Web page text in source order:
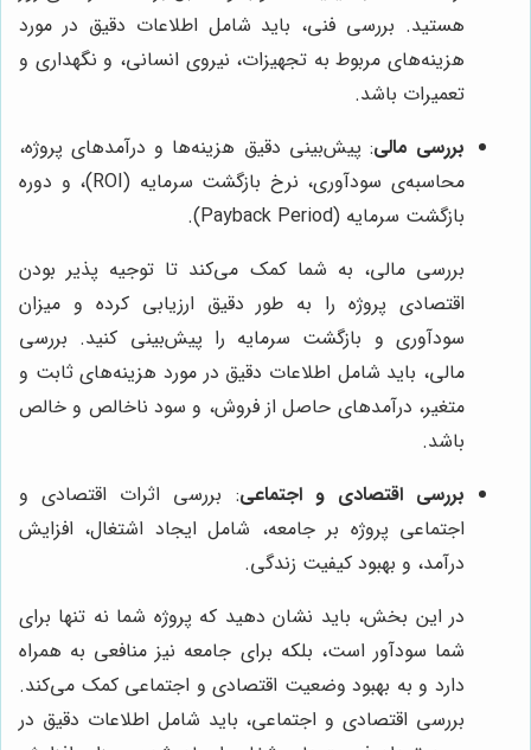
هستید. بررسی فنی، باید شامل اطلاعات دقیق در مورد
هزینه‌های مربوط به تجهیزات، نیروی انسانی، و نگهداری و
تعمیرات باشد.
بررسی مالی: پیش‌بینی دقیق هزینه‌ها و درآمدهای پروژه،
محاسبه‌ی سودآوری، نرخ بازگشت سرمایه (ROI)، و دوره
بازگشت سرمایه (Payback Period).
بررسی مالی، به شما کمک می‌کند تا توجیه پذیر بودن
اقتصادی پروژه را به طور دقیق ارزیابی کرده و میزان
سودآوری و بازگشت سرمایه را پیش‌بینی کنید. بررسی
مالی، باید شامل اطلاعات دقیق در مورد هزینه‌های ثابت و
متغیر، درآمدهای حاصل از فروش، و سود ناخالص و خالص
باشد.
بررسی اقتصادی و اجتماعی: بررسی اثرات اقتصادی و
اجتماعی پروژه بر جامعه، شامل ایجاد اشتغال، افزایش
درآمد، و بهبود کیفیت زندگی.
در این بخش، باید نشان دهید که پروژه شما نه تنها برای
شما سودآور است، بلکه برای جامعه نیز منافعی به همراه
دارد و به بهبود وضعیت اقتصادی و اجتماعی کمک می‌کند.
بررسی اقتصادی و اجتماعی، باید شامل اطلاعات دقیق در